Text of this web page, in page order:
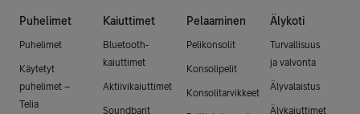
Puhelimet
Puhelimet
Käytetyt
puhelimet –
Telia
Kaiuttimet
Bluetooth-
kaiuttimet
Aktiivikaiuttimet
Soundbarit
Pelaaminen
Pelikonsolit
Konsolipelit
Konsolitarvikkeet
Älykoti
Turvallisuus
ja valvonta
Älyvalaistus
Älykaiuttimet